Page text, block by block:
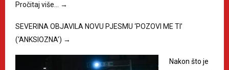
Pročitaj više…
→
SEVERINA OBJAVILA NOVU PJESMU ‘POZOVI ME TI’
(‘ANKSIOZNA’) →
Nakon što je